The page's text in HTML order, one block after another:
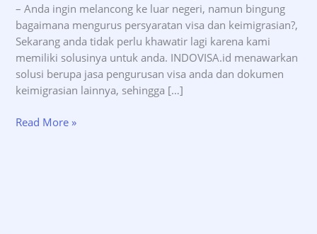
– Anda ingin melancong ke luar negeri, namun bingung
bagaimana mengurus persyaratan visa dan keimigrasian?,
Sekarang anda tidak perlu khawatir lagi karena kami
memiliki solusinya untuk anda. INDOVISA.id menawarkan
solusi berupa jasa pengurusan visa anda dan dokumen
keimigrasian lainnya, sehingga […]
Jasa
Read More »